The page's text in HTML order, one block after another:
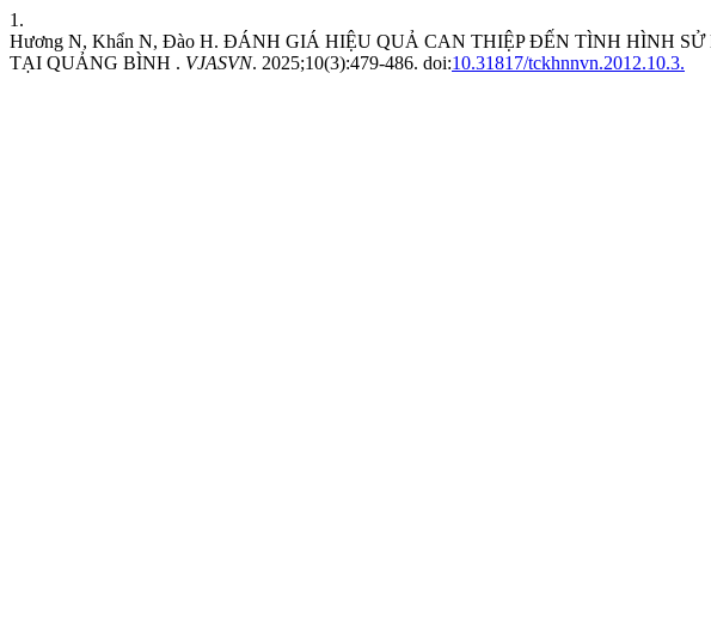
1.
Hương N, Khẩn N, Đào H. ĐÁNH GIÁ HIỆU QUẢ CAN THIỆP ĐẾN TÌNH HÌNH
TẠI QUẢNG BÌNH . VJASVN. 2025;10(3):479-486. doi:10.31817/tckhnnvn.2012.10.3.